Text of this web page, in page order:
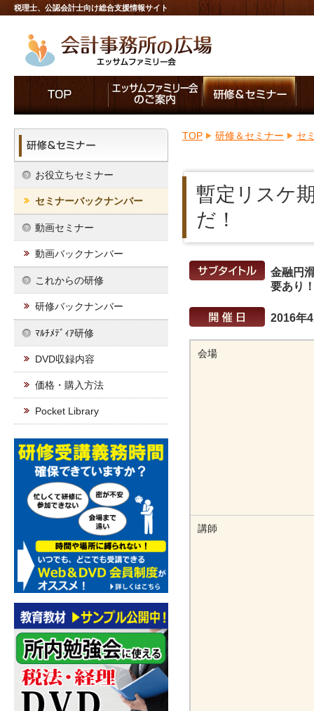
税理士、公認会計士向け総合支援情報サイト
お役立ちセミナー
セミナーバックナンバー
動画セミナー
動画バックナンバー
これからの研修
研修バックナンバー
ﾏﾙﾁﾒﾃﾞｨｱ研修
DVD収録内容
価格・購入方法
Pocket Library
TOP 研修＆セミナー セ
暫定リスケ
だ！
金融円
要あり
2016年
会場
講師